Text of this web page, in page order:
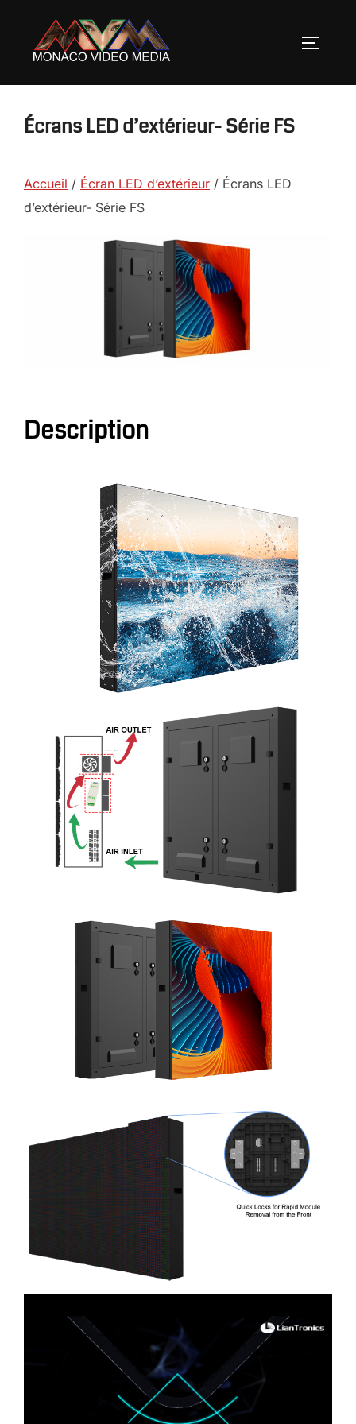
contenu
Écrans LED d’extérieur- Série FS
Accueil / Écran LED d’extérieur / Écrans LED
d’extérieur- Série FS
Description